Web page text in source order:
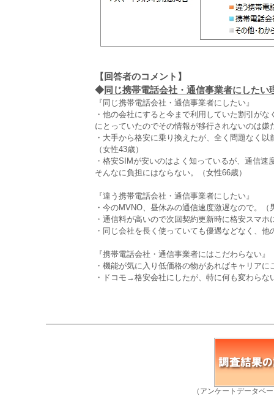
【回答者のコメント】
◆同じ携帯電話会社・通信事業者にした
『同じ携帯電話会社・通信事業者にしたい』
・他の会社にすると今まで利用していた割引が
にとっていたのでその情報が移行されないのは嫌
・大手から格安に乗り換えたが、全く問題なく
（女性43歳）
・格安SIMが安いのはよく知っているが、通信
そんなに負担にはならない。（女性66歳）
『違う携帯電話会社・通信事業者にしたい』
・今のMVNO、昼休みの通信速度激遅なので。（
・通信料が高いので次回契約更新時に格安スマホ
・同じ会社を長く使っていても優遇などなく、
『携帯電話会社・通信事業者にはこだわらない』
・機能が気に入り低価格の物があればキャリア
・ドコモ→格安会社にしたが、特に何も変わら
（アンケートデータベ